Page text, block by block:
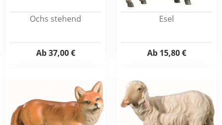
Ochs stehend
Ab37,00 €
Esel
Ab15,80 €